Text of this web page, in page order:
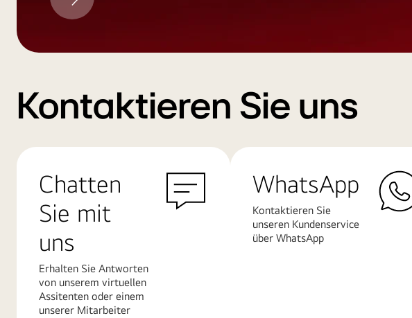
Kontaktieren Sie uns
Chatten
Sie mit
uns
Erhalten Sie Antworten
von unserem virtuellen
Assitenten oder einem
unserer Mitarbeiter
WhatsApp
Kontaktieren Sie
unseren Kundenservice
über WhatsApp